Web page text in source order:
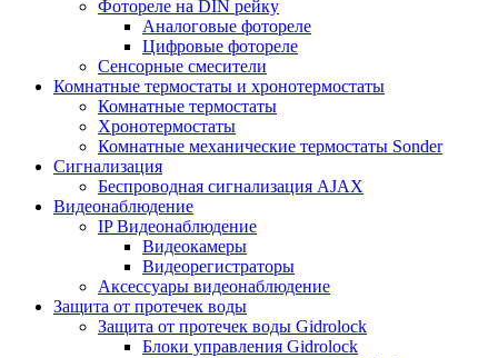
Фотореле на DIN рейку
Аналоговые фотореле
Цифровые фотореле
Сенсорные смесители
Комнатные термостаты и хронотермостаты
Комнатные термостаты
Хронотермостаты
Комнатные механические термостаты Sonder
Сигнализация
Беспроводная сигнализация AJAX
Видеонаблюдение
IP Видеонаблюдение
Видеокамеры
Видеорегистраторы
Аксессуары видеонаблюдение
Защита от протечек воды
Защита от протечек воды Gidrolock
Блоки управления Gidrolock